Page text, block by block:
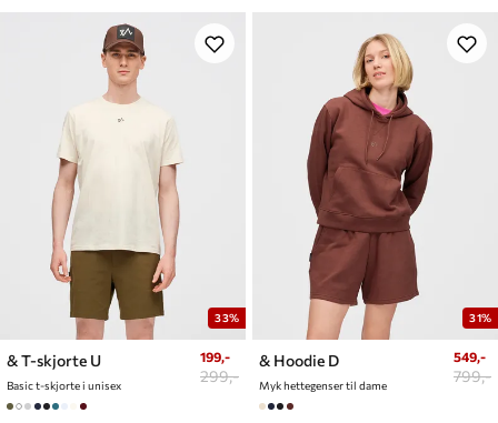
33%
& T-skjorte U
Basic t-skjorte i unisex
199,-
299,-
31%
& Hoodie D
Myk hettegenser til dame
549,-
799,-